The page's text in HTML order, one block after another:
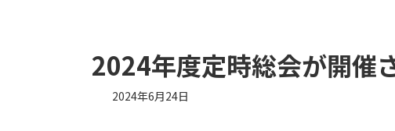
2024年度定時総会が開催
2024年6月24日